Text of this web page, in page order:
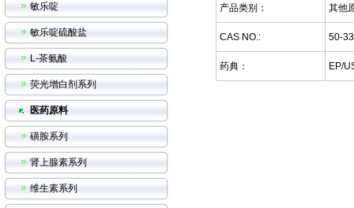
敏乐啶
敏乐啶硫酸盐
L-茶氨酸
荧光增白剂系列
医药原料
磺胺系列
肾上腺素系列
维生素系列
产品类别： 其他
CAS NO.: 50-
药典： EP/